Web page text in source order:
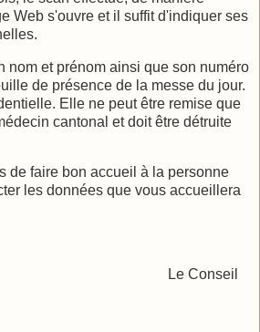
Web s'ouvre et il suffit d'indiquer ses
nom et prénom ainsi que son numéro
de présence de la messe du jour.
Elle ne peut être remise que
cantonal et doit être détruite
de faire bon accueil à la personne
les données que vous accueillera
Le Conseil